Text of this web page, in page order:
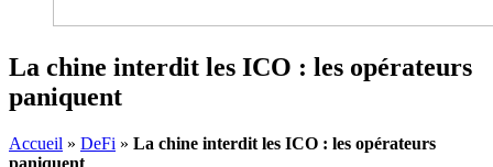
La chine interdit les ICO : les opérateurs
paniquent
Accueil » DeFi » La chine interdit les ICO : les opérateurs
paniquent